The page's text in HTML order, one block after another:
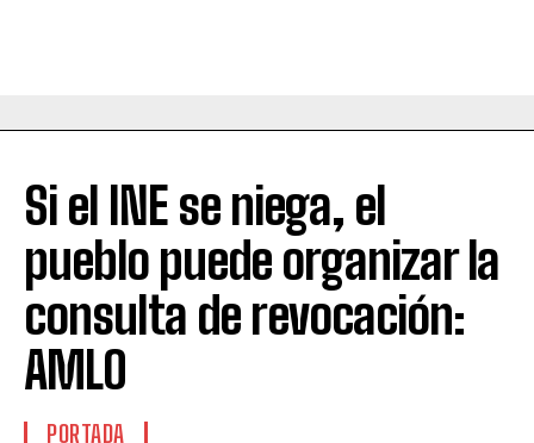
Si el INE se niega, el
pueblo puede organizar la
consulta de revocación:
AMLO
PORTADA